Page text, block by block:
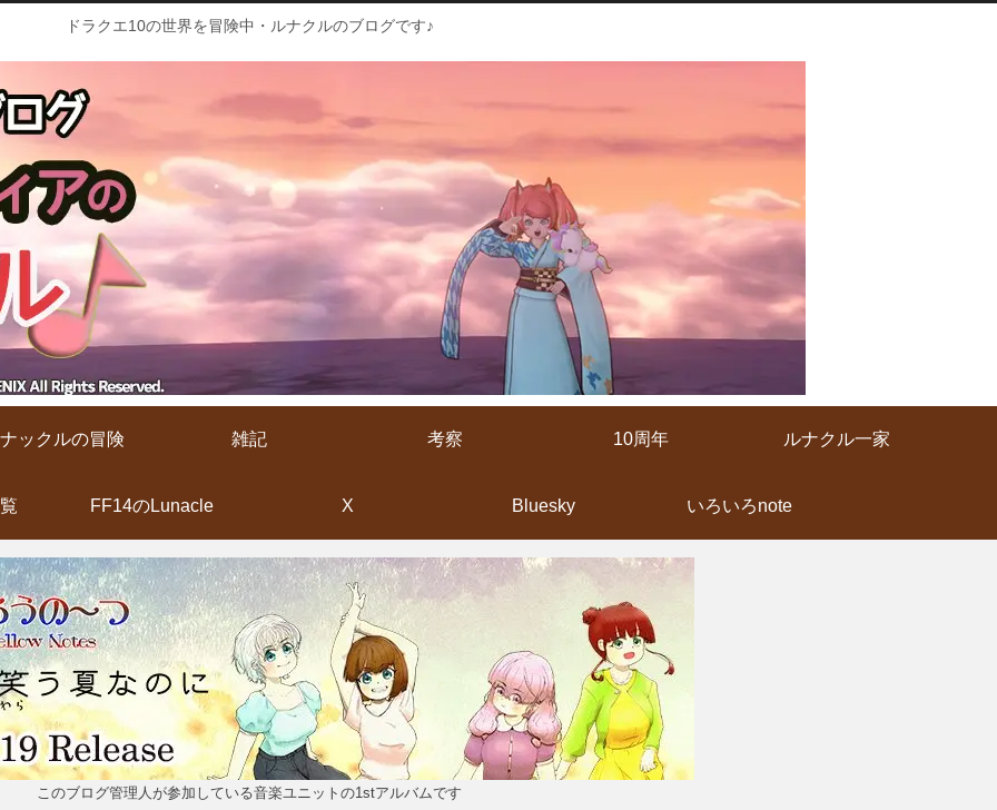
ドラクエ10の世界を冒険中・ルナクルのブログです♪
ックルの冒険 雑記 考察 10周年 ルナクル一家
FF14のLunacle X Bluesky いろいろnote
このブログ管理人が参加している音楽ユニットの1stアルバムです